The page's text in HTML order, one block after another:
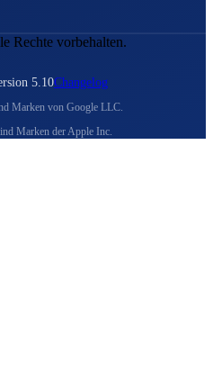
Rechte vorbehalten.
5.10Changelog
Marken von Google LLC.
Marken der Apple Inc.